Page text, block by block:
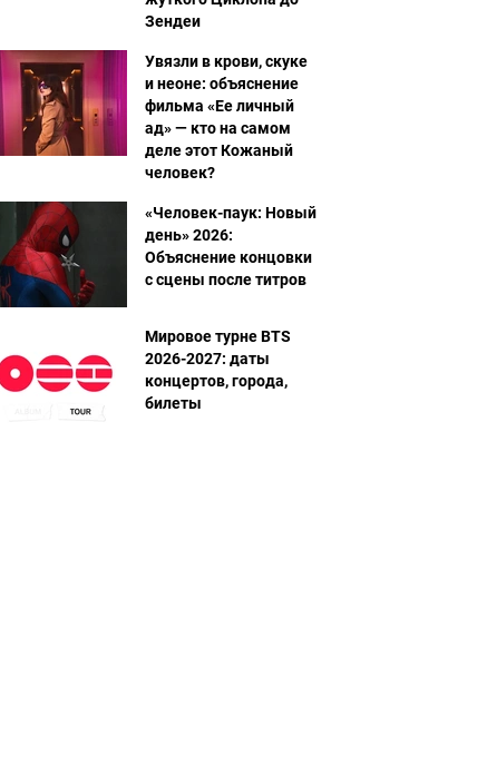
Зендеи
Увязли в крови, скуке
и неоне: объяснение
фильма «Ее личный
ад» — кто на самом
деле этот Кожаный
человек?
«Человек-паук: Новый
день» 2026:
Объяснение концовки
с сцены после титров
Мировое турне BTS
2026-2027: даты
концертов, города,
билеты